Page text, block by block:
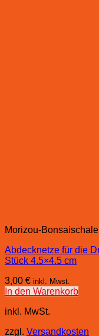
Morizou-
Abdecknetze für die
Stück 4.5×4.5 cm
3,00 € inkl. Mwst.
In den Warenkorb
inkl. MwSt.
zzgl. Versandkosten